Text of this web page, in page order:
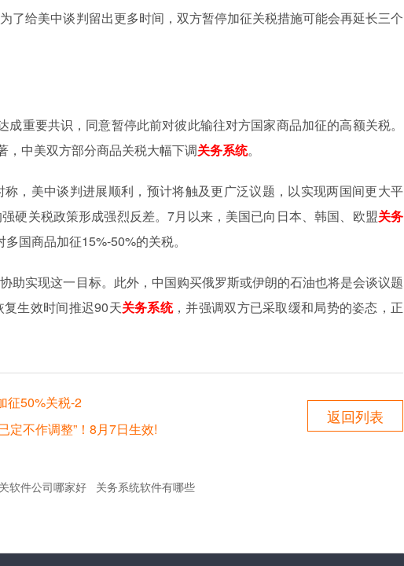
了给美中谈判留出更多时间，双方暂停加征关税措施可能会再延长三个
重要共识，同意暂停此前对彼此输往对方国家商品加征的高额关税。
，中美双方部分商品关税大幅下调关务系统。
，美中谈判进展顺利，预计将触及更广泛议题，以实现两国间更大平
硬关税政策形成强烈反差。7月以来，美国已向日本、韩国、欧盟关务
多国商品加征15%-50%的关税。
助实现这一目标。此外，中国购买俄罗斯或伊朗的石油也将是会谈议题
生效时间推迟90天关务系统，并强调双方已采取缓和局势的姿态，正
征50%关税-2
定不作调整”！8月7日生效!
返回列表
软件公司哪家好
关务系统软件有哪些